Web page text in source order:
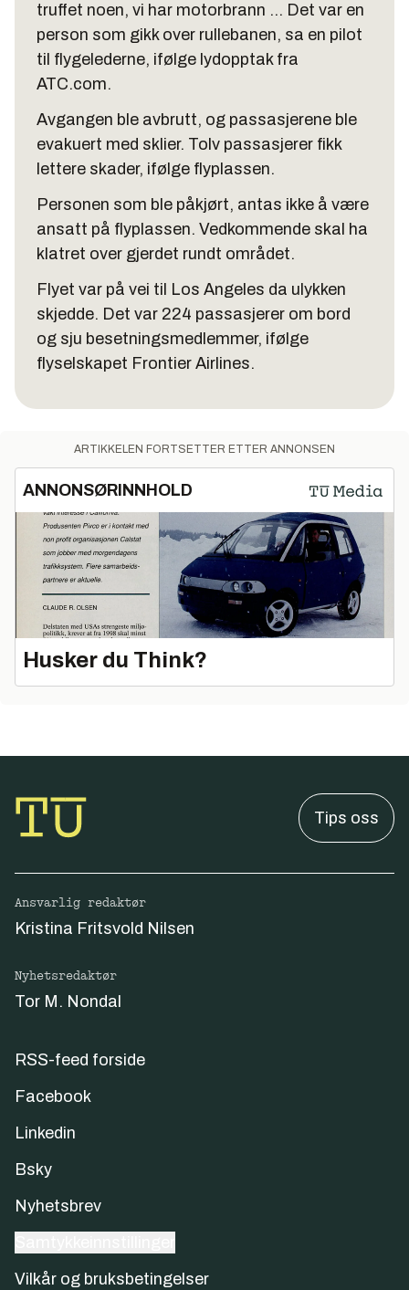
truffet noen, vi har motorbrann … Det var en
person som gikk over rullebanen, sa en pilot
til flygelederne, ifølge lydopptak fra
ATC.com.
Avgangen ble avbrutt, og passasjerene ble
evakuert med sklier. Tolv passasjerer fikk
lettere skader, ifølge flyplassen.
Personen som ble påkjørt, antas ikke å være
ansatt på flyplassen. Vedkommende skal ha
klatret over gjerdet rundt området.
Flyet var på vei til Los Angeles da ulykken
skjedde. Det var 224 passasjerer om bord
og sju besetningsmedlemmer, ifølge
flyselskapet Frontier Airlines.
ARTIKKELEN FORTSETTER ETTER ANNONSEN
ANNONSØRINNHOLD
Husker du Think?
Tips oss
Ansvarlig redaktør
Kristina Fritsvold Nilsen
Nyhetsredaktør
Tor M. Nondal
RSS-feed forside
Facebook
Linkedin
Bsky
Nyhetsbrev
Vilkår og bruksbetingelser